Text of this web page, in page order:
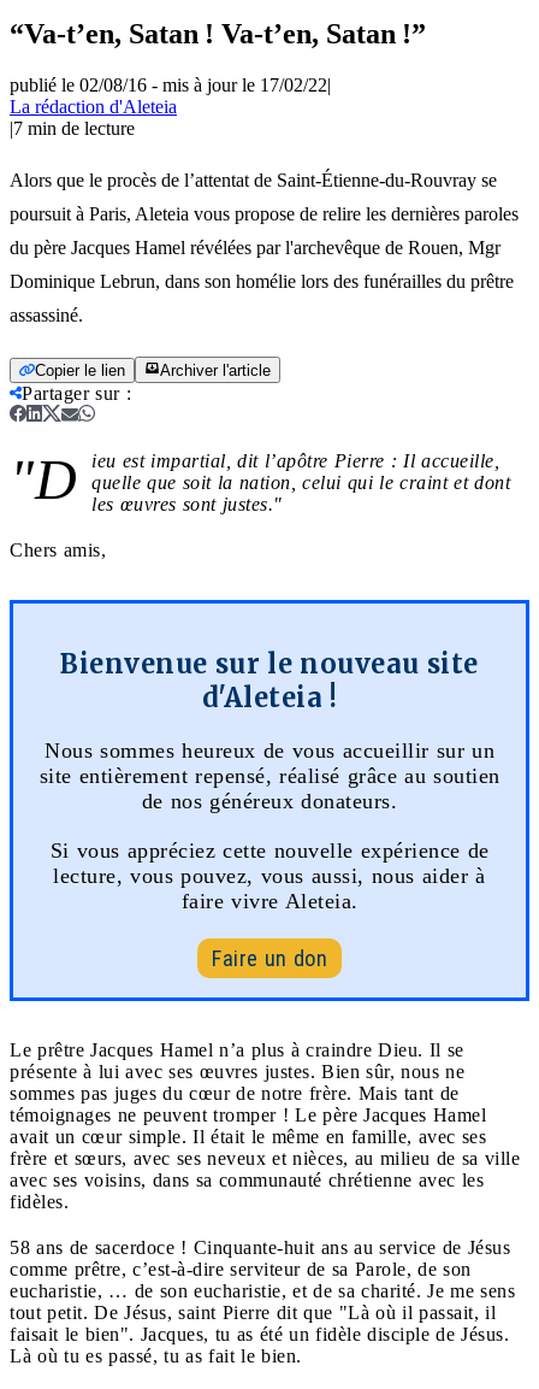
“Va-t’en, Satan ! Va-t’en, Satan !”
publié le 02/08/16 - mis à jour le 17/02/22|
La rédaction d'Aleteia
|7 min de lecture
Alors que le procès de l’attentat de Saint-Étienne-du-Rouvray se
poursuit à Paris, Aleteia vous propose de relire les dernières paroles
du père Jacques Hamel révélées par l'archevêque de Rouen, Mgr
Dominique Lebrun, dans son homélie lors des funérailles du prêtre
assassiné.
Copier le lien Archiver l'article
Partager sur:
"D
ieu est impartial, dit l’apôtre Pierre : Il accueille,
quelle que soit la nation, celui qui le craint et dont
les œuvres sont justes."
Chers amis,
Bienvenue sur le nouveau site
d'Aleteia !
Nous sommes heureux de vous accueillir sur un
site entièrement repensé, réalisé grâce au soutien
de nos généreux donateurs.
Si vous appréciez cette nouvelle expérience de
lecture, vous pouvez, vous aussi, nous aider à
faire vivre Aleteia.
Faire un don
Le prêtre Jacques Hamel n’a plus à craindre Dieu. Il se
présente à lui avec ses œuvres justes. Bien sûr, nous ne
sommes pas juges du cœur de notre frère. Mais tant de
témoignages ne peuvent tromper ! Le père Jacques Hamel
avait un cœur simple. Il était le même en famille, avec ses
frère et sœurs, avec ses neveux et nièces, au milieu de sa ville
avec ses voisins, dans sa communauté chrétienne avec les
fidèles.
58 ans de sacerdoce ! Cinquante-huit ans au service de Jésus
comme prêtre, c’est-à-dire serviteur de sa Parole, de son
eucharistie, … de son eucharistie, et de sa charité. Je me sens
tout petit. De Jésus, saint Pierre dit que "Là où il passait, il
faisait le bien". Jacques, tu as été un fidèle disciple de Jésus.
Là où tu es passé, tu as fait le bien.